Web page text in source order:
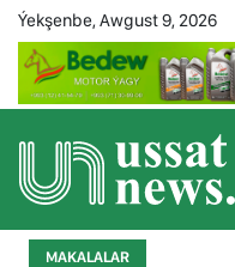
Ýekşenbe, Awgust 9, 2026
MAKALALAR